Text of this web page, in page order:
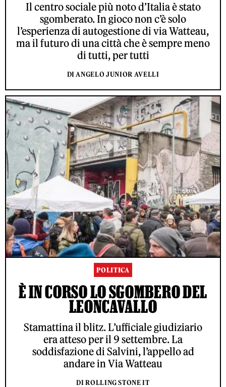
Il centro sociale più noto d’Italia è stato
sgomberato. In gioco non c’è solo
l’esperienza di autogestione di via Watteau,
ma il futuro di una città che è sempre meno
di tutti, per tutti
DI ANGELO JUNIOR AVELLI
POLITICA
È IN CORSO LO SGOMBERO DEL
LEONCAVALLO
Stamattina il blitz. L’ufficiale giudiziario
era atteso per il 9 settembre. La
soddisfazione di Salvini, l’appello ad
andare in Via Watteau
DI ROLLING STONE IT